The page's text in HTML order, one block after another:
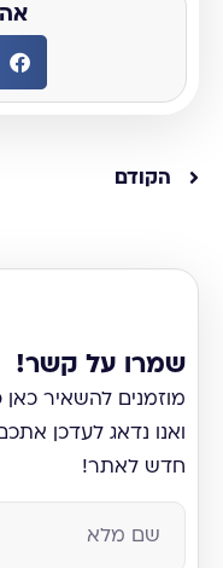
הקודם
שמרו על קשר!
מוזמנים להשאיר
ואנו נדאג לעדכן
חדש לאתר!